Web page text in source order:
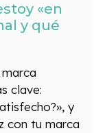
«en
y qué
clave:
y
con tu marca